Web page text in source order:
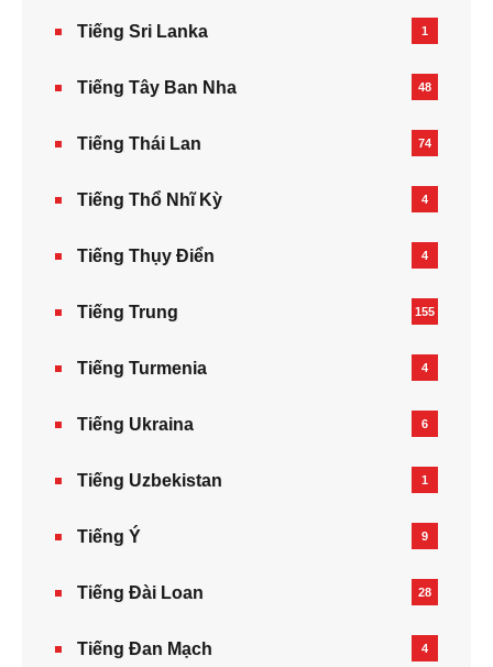
Tiếng Sri Lanka 1
Tiếng Tây Ban Nha 48
Tiếng Thái Lan 74
Tiếng Thổ Nhĩ Kỳ 4
Tiếng Thụy Điển 4
Tiếng Trung 155
Tiếng Turmenia 4
Tiếng Ukraina 6
Tiếng Uzbekistan 1
Tiếng Ý 9
Tiếng Đài Loan 28
Tiếng Đan Mạch 4